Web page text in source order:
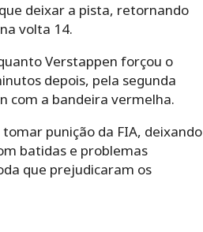
deixar a pista, retornando
volta 14.
Verstappen forçou o
depois, pela segunda
com a bandeira vermelha.
punição da FIA, deixando
batidas e problemas
que prejudicaram os